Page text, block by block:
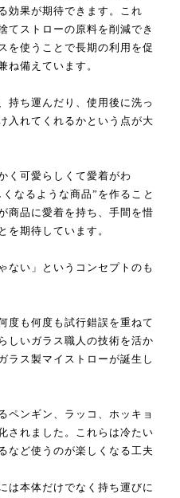
効果が期待できます。これ
てストローの原料を削減でき
を使うことで長期の利用を促
ね備えています。
持ち運んだり、使用後に洗っ
入れてくれるかという点が大
く可愛らしくて愛着がわ
なるような商品”を作ること
商品に愛着を持ち、手間を惜
を期待しています。
ない」というコンセプトのも
度も何度も試行錯誤を重ねて
しいガラス職人の技術を活か
ラス製マイストローが誕生し
ペンギン、ラッコ、ホッキョ
されました。これらは冷たい
など使うのが楽しくなる工夫
は本体だけでなく持ち運びに